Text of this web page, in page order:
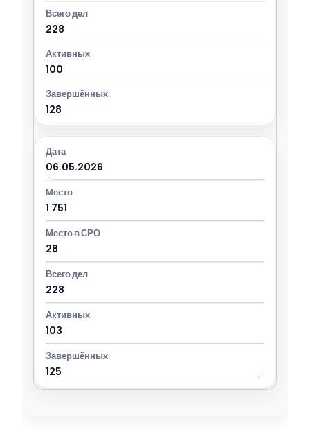
228
100
128
06.05.2026
1 751
28
228
103
125